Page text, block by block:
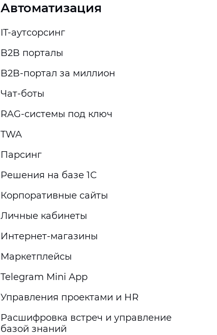
Автоматизация
IT-аутсорсинг
B2B порталы
B2B-портал за миллион
Чат-боты
RAG-системы под ключ
TWA
Парсинг
Решения на базе 1С
Корпоративные сайты
Личные кабинеты
Интернет-магазины
Маркетплейсы
Telegram Mini App
Управления проектами и HR
Расшифровка встреч и управление
базой знаний